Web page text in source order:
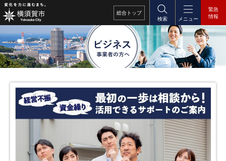
総合 トップ
検索
メニュー
緊急
情報